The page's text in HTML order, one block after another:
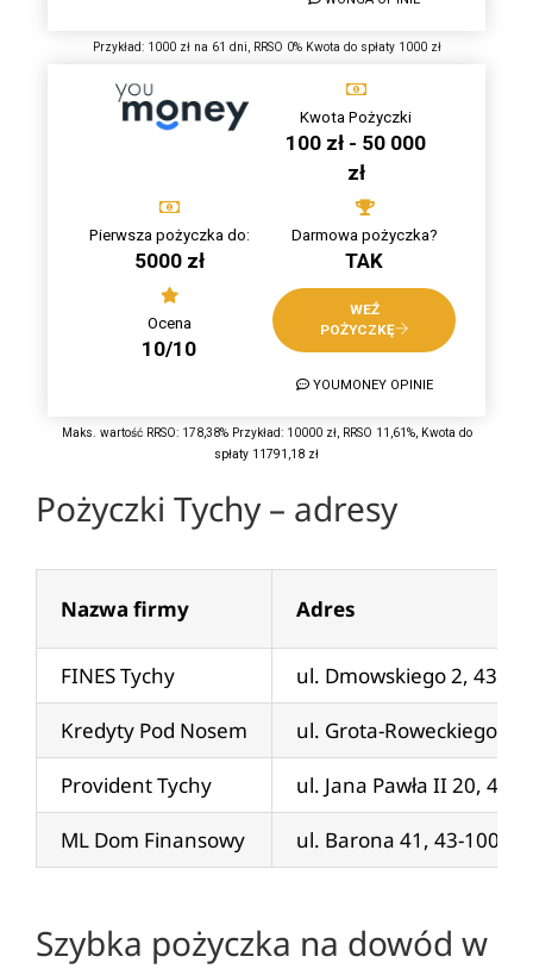
Przykład: 1000 zł na 61 dni, RRSO 0% Kwota do spłaty 1000 zł
Kwota Pożyczki
100 zł - 50 000
zł
Pierwsza pożyczka do:
5000 zł
Darmowa pożyczka?
TAK
Ocena
10/10
WEŹ
POŻYCZKĘ
YOUMONEY OPINIE
Maks. wartość RRSO: 178,38% Przykład: 10000 zł, RRSO 11,61%, Kwota do
spłaty 11791,18 zł
Pożyczki Tychy – adresy
Nazwa firmy Adres
FINES Tychy
ul. Dmowskiego 2, 43-
Kredyty Pod Nosem
ul. Grota-Roweckiego
Provident Tychy
ul. Jana Pawła II 20, 43-
ML Dom Finansowy
ul. Barona 41, 43-100
Szybka pożyczka na dowód w